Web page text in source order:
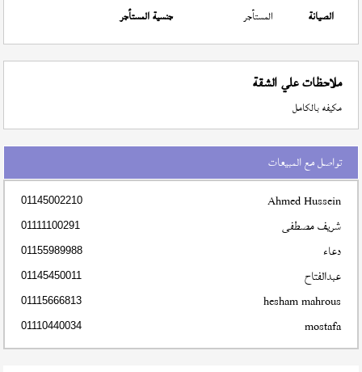
الصيانة
المستأجر جنسية المستأجر
ملاحظات علي الشقة
مكيفه بالكامل
تواصل مع المبيعات
Ahmed Hussein
01145002210
شريف مصطفى 01111100291
دعاء 01155989988
عبدالفتاح 01145450011
hesham mahrous
01115666813
mostafa
01110440034